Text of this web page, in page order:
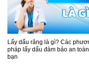
Lấy dấu răng là gì? Các
pháp lấy dấu đảm bảo an
bạn